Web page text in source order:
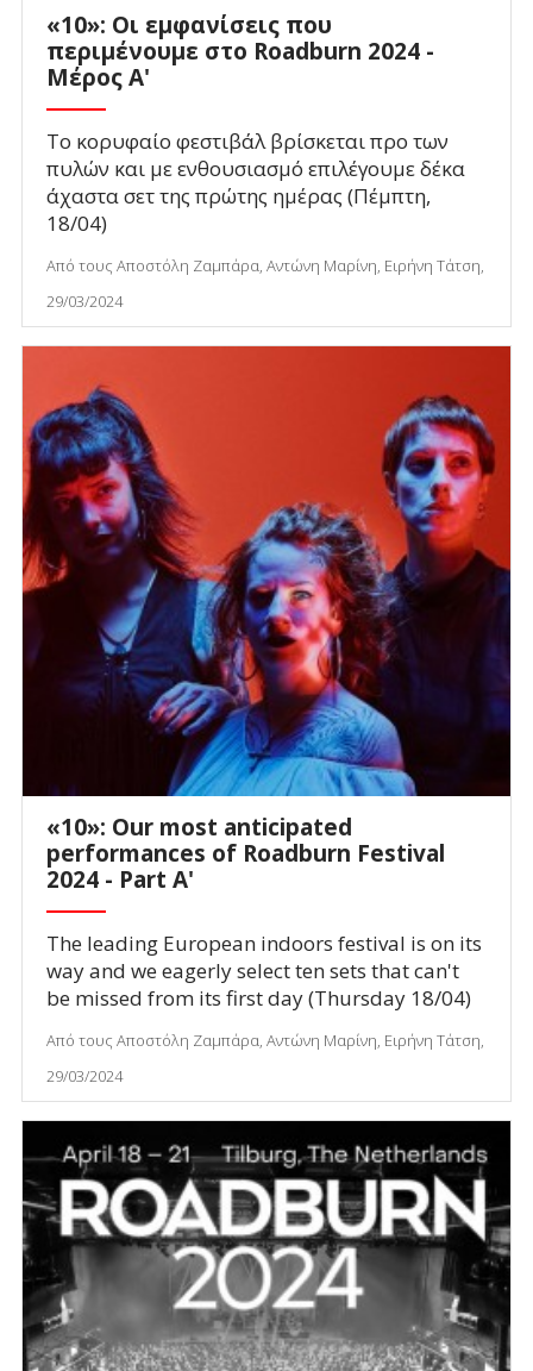
«10»: Οι εμφανίσεις που
περιμένουμε στο Roadburn 2024 -
Μέρος Α'
Το κορυφαίο φεστιβάλ βρίσκεται προ των
πυλών και με ενθουσιασμό επιλέγουμε δέκα
άχαστα σετ της πρώτης ημέρας (Πέμπτη,
18/04)
Από τους Αποστόλη Ζαμπάρα, Αντώνη Μαρίνη, Ειρήνη Τάτση,
29/03/2024
«10»: Our most anticipated
performances of Roadburn Festival
2024 - Part A'
The leading European indoors festival is on its
way and we eagerly select ten sets that can't
be missed from its first day (Thursday 18/04)
Από τους Αποστόλη Ζαμπάρα, Αντώνη Μαρίνη, Ειρήνη Τάτση,
29/03/2024